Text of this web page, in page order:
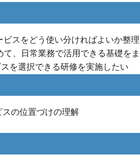
スをどう使い分ければよいか整
、日常業務で活用できる基礎を
を選択できる研修を実施したい
の位置づけの理解